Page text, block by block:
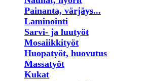
Painanta, värjäys...
Laminointi
Sarvi- ja luutyöt
Mosaiikkityöt
Huopatyöt, huovutus
Massatyöt
Kukat